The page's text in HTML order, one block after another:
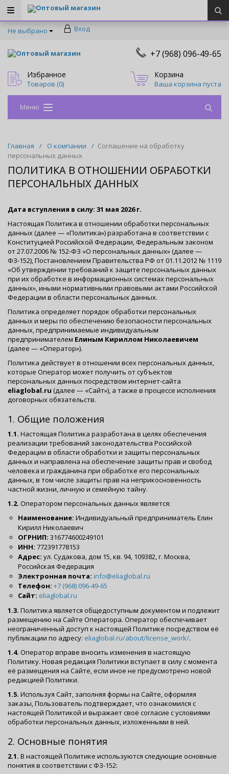
Оптовый магазин
Не выбрано Вход
Оптовый магазин +7 (968) 096-49-65
Избранное
Товаров (0)
Корзина
Ваша корзина пуста
Меню
Главная / О компании / Соглашение на обработку
персональных данных
ПОЛИТИКА В ОТНОШЕНИИ ОБРАБОТКИ
ПЕРСОНАЛЬНЫХ ДАННЫХ
Дата вступления в силу: 31 мая 2026 г.
Настоящая Политика в отношении обработки персональных
данных (далее — «Политика») разработана в соответствии с
Конституцией Российской Федерации, Федеральным законом
от 27.07.2006 № 152-ФЗ «О персональных данных» (далее —
ФЗ-152), Постановлением Правительства РФ от 01.11.2012 № 1119
«Об утверждении требований к защите персональных данных
при их обработке в информационных системах персональных
данных», иными нормативными правовыми актами Российской
Федерации в области персональных данных.
Политика определяет порядок обработки персональных
данных и меры по обеспечению безопасности персональных
данных, предпринимаемые индивидуальным
предпринимателем Елиным Кириллом Николаевичем
(далее — «Оператор»).
Политика действует в отношении всех персональных данных,
которые Оператор может получить от субъектов
персональных данных посредством интернет-сайта
eliaglobal.ru (далее — «Сайт»), а также в процессе исполнения
договорных обязательств.
1. Общие положения
1.1. Настоящая Политика разработана в целях обеспечения
реализации требований законодательства Российской
Федерации в области обработки и защиты персональных
данных и направлена на обеспечение защиты прав и свобод
человека и гражданина при обработке его персональных
данных, в том числе защиты прав на неприкосновенность
частной жизни, личную и семейную тайну.
1.2. Оператором персональных данных является:
Наименование: Индивидуальный предприниматель Елин
Кирилл Николаевич
ОГРНИП: 316774600249101
ИНН: 772391778153
Адрес: ул. Судакова, дом 15, кв. 94, 109382, г. Москва,
Российская Федерация
Электронная почта: info@eliaglobal.ru
Телефон: +7 (968) 096-49-65
Сайт: eliaglobal.ru
1.3. Политика является общедоступным документом и подлежит
размещению на Сайте Оператора. Оператор обеспечивает
неограниченный доступ к настоящей Политике посредством её
публикации по адресу: eliaglobal.ru/about/license_work/.
1.4. Оператор вправе вносить изменения в настоящую
Политику. Новая редакция Политики вступает в силу с момента
её размещения на Сайте, если иное не предусмотрено новой
редакцией Политики.
1.5. Используя Сайт, заполняя формы на Сайте, оформляя
заказы, Пользователь подтверждает, что ознакомился с
настоящей Политикой и выражает своё согласие с условиями
обработки персональных данных, изложенными в ней.
2. Основные понятия
2.1. В настоящей Политике используются следующие основные
понятия в соответствии с ФЗ-152: